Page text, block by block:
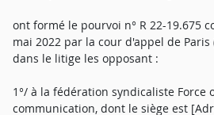
ont formé le pourvoi n° R 22-19.675
mai 2022 par la cour d'appel de Paris
dans le litige les opposant :
1°/ à la fédération syndicaliste Force
communication, dont le siège est